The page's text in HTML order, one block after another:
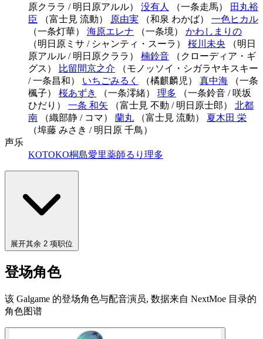
原クララ / 明日原アルル） 没有人 （一条走馬）
田丸裕
臣 （富士見 流動） 原由実 （和泉 わかば） 一色ヒカル
（一条灯華） 海原エレナ （一条境） かわしまりの
（明日原ミサ / シャンティ・スーラ） 桜川未央 （明日
原アルル / 明日原クララ） 楠鈴音 （クローディア・ギ
グス）
比留間京之介 （モノッソイ・シガラヤキスキー
/ 一条昌和） いちごみるく （橘麒麟児） 真中海 （一条
楓子） 桜あずき （一条澪緒） 理多 （一条鈴音 / 咲坂
ひだり） 一条 和矢 （富士見 不動 / 明日原士郎） 北都
南 （織部静 / コマ） 蘭丸 （富士見 流動） 夏木田 栄
（埠藤 みさき / 明日原 千鳥）
声乐
KOTOKO桐島愛里薬師るり 理多
展开其余 2 项职位
登场角色
该 Galgame 的登场角色与配音演员, 数据来自 NextMoe 目录的
角色图谱